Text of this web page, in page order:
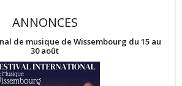
ANNONCES
de musique de Wissembourg du 15 au
30 août